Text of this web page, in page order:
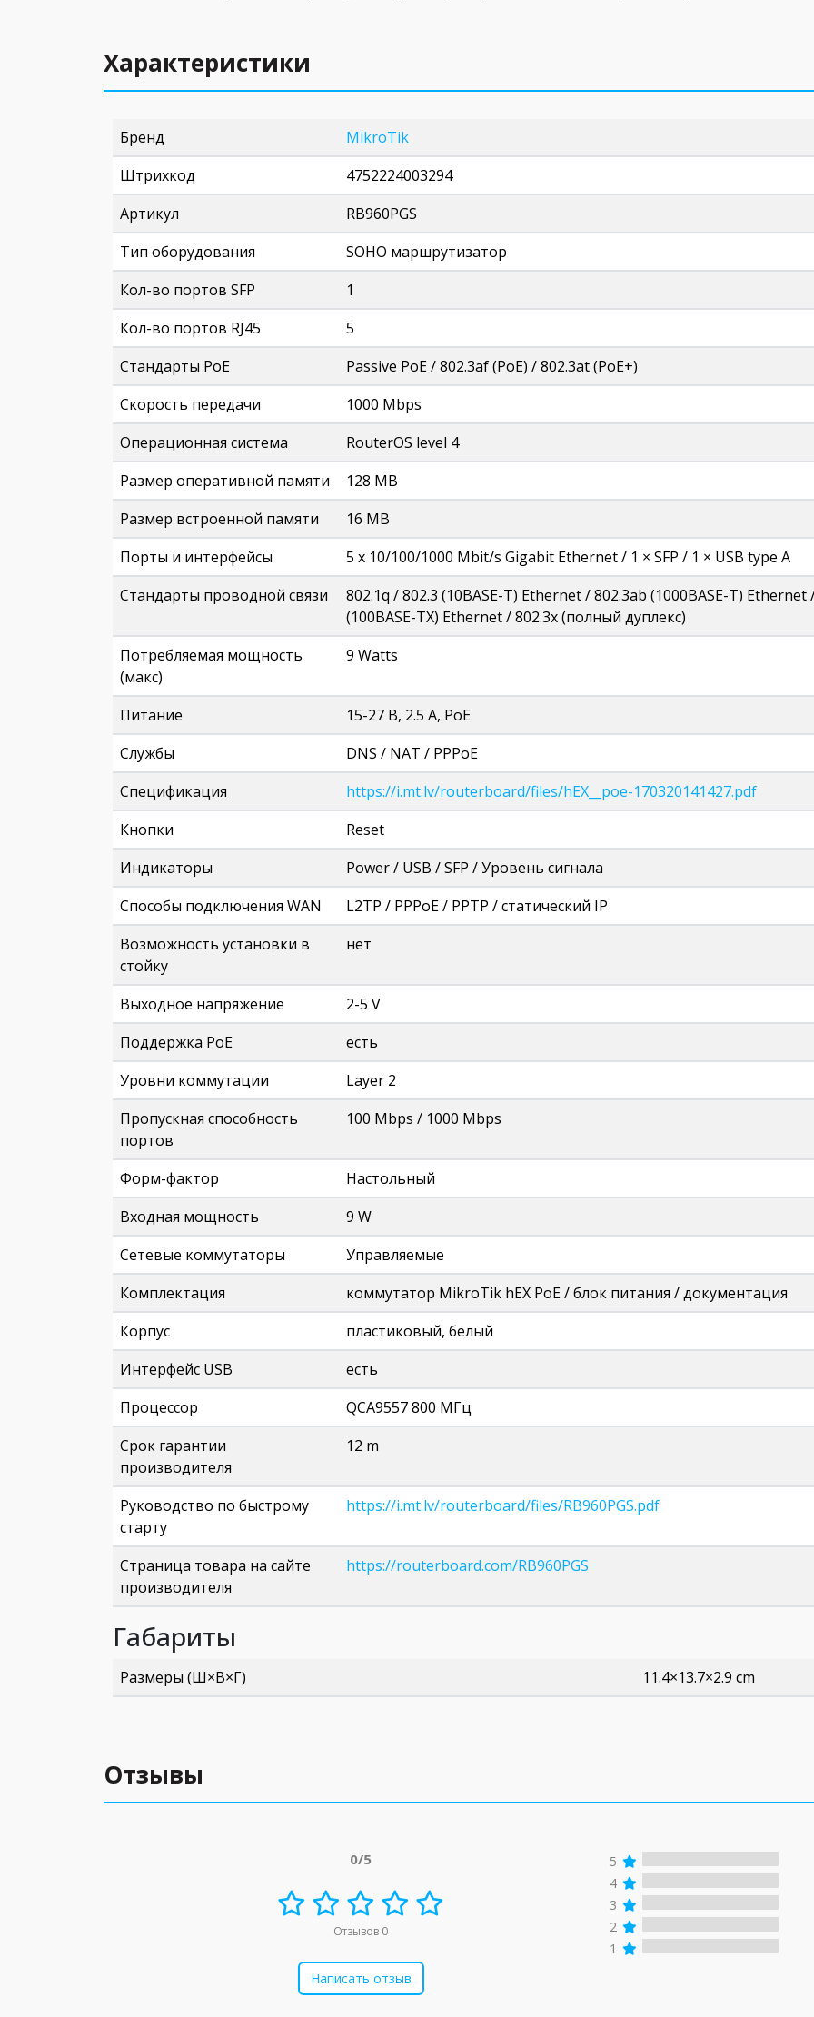
Характеристики
Бренд
MikroTik
Штрихкод
4752224003294
Артикул
RB960PGS
Тип оборудования
SOHO маршрутизатор
Кол-во портов SFP
1
Кол-во портов RJ45
5
Стандарты PoE
Passive PoE / 802.3af (PoE) / 802.3at (PoE+)
Скорость передачи
1000 Mbps
Операционная система
RouterOS level 4
Размер оперативной памяти
128 MB
Размер встроенной памяти
16 MB
Порты и интерфейсы
5 х 10/100/1000 Mbit/s Gigabit Ethernet / 1 × SFP / 1 × USB type A
Стандарты проводной связи
802.1q / 802.3 (10BASE-T) Ethernet / 802.3ab (1000BASE-T)
(100BASE-TX) Ethernet / 802.3x (полный дуплекс)
Потребляемая мощность
(макс)
9 Watts
Питание
15-27 В, 2.5 А, PoE
Службы
DNS / NAT / PPPoE
Спецификация
https://i.mt.lv/routerboard/files/hEX__poe-170320141427.pdf
Кнопки
Reset
Индикаторы
Power / USB / SFP / Уровень сигнала
Способы подключения WAN
L2TP / PPPoE / PPTP / статический IP
Возможность установки в
стойку
нет
Выходное напряжение
2-5 V
Поддержка PoE
есть
Уровни коммутации
Layer 2
Пропускная способность
портов
100 Mbps / 1000 Mbps
Форм-фактор
Настольный
Входная мощность
9 W
Сетевые коммутаторы
Управляемые
Комплектация
коммутатор MikroTik hEX PoE / блок питания / документация
Корпус
пластиковый, белый
Интерфейс USB
есть
Процессор
QCA9557 800 МГц
Срок гарантии
производителя
12 m
Руководство по быстрому
старту
https://i.mt.lv/routerboard/files/RB960PGS.pdf
Страница товара на сайте
производителя
https://routerboard.com/RB960PGS
Габариты
Размеры (Ш×В×Г) 11.4×13.7×2.9 cm
Отзывы
0/5
Отзывов 0
Написать отзыв
5
4
3
2
1